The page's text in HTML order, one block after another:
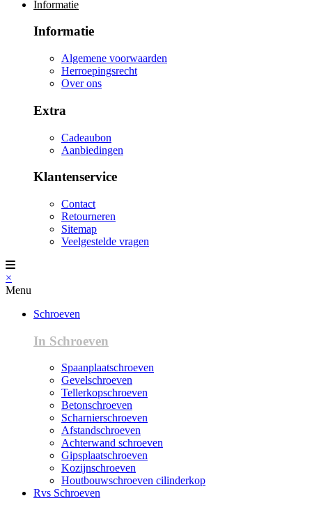
Informatie
Informatie
Algemene voorwaarden
Herroepingsrecht
Over ons
Extra
Cadeaubon
Aanbiedingen
Klantenservice
Contact
Retourneren
Sitemap
Veelgestelde vragen
×
Menu
Schroeven
In Schroeven
Spaanplaatschroeven
Gevelschroeven
Tellerkopschroeven
Betonschroeven
Scharnierschroeven
Afstandschroeven
Achterwand schroeven
Gipsplaatschroeven
Kozijnschroeven
Houtbouwschroeven cilinderkop
Rvs Schroeven